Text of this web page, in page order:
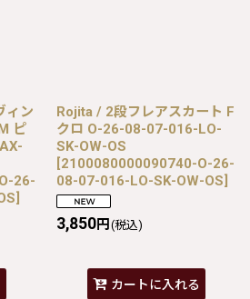
ィン
ピ
26-
]
Rojita / 2段フレアスカート F
クロ O-26-08-07-016-LO-
SK-OW-OS
[2100080000090740-O-26-
08-07-016-LO-SK-OW-OS]
3,850円 (税込)
カートに入れる